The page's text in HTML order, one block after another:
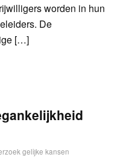
worden in hun
De
[…]
gelijke kansen